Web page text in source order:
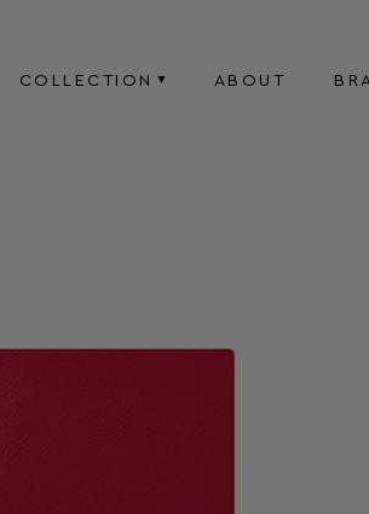
COLLECTION ABOUT